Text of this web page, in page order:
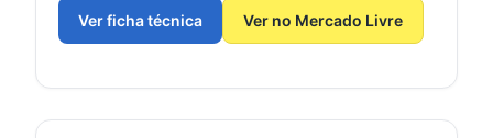
Ver ficha técnica Ver no Mercado Livre